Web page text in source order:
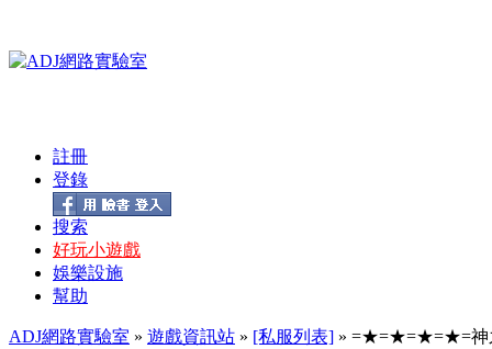
註冊
登錄
搜索
好玩小遊戲
娛樂設施
幫助
ADJ網路實驗室 » 遊戲資訊站 » [私服列表] » =★=★=★=★=